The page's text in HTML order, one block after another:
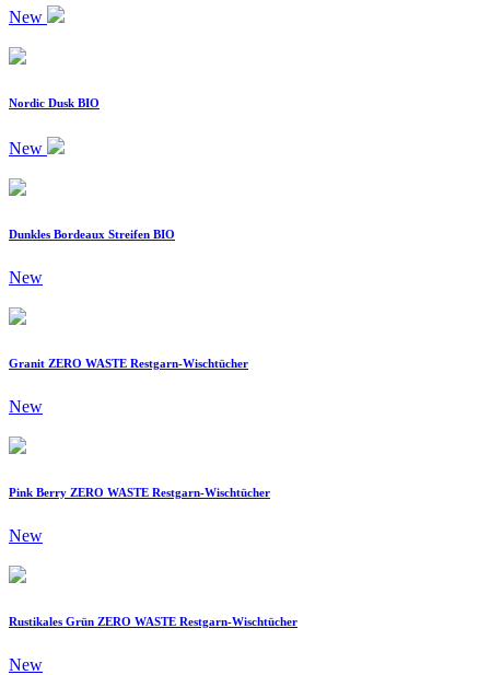
New
Nordic Dusk BIO
New
Dunkles Bordeaux Streifen BIO
New
Granit ZERO WASTE Restgarn-Wischtücher
New
Pink Berry ZERO WASTE Restgarn-Wischtücher
New
Rustikales Grün ZERO WASTE Restgarn-Wischtücher
New